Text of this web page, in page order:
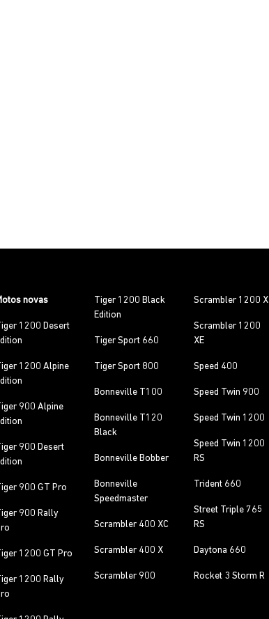
novas
1200 Desert
1200 Alpine
900 Alpine
900 Desert
900 GT Pro
900 Rally
1200 GT Pro
1200 Rally
Tiger 1200 Black
Edition
Tiger Sport 660
Tiger Sport 800
Bonneville T100
Bonneville T120
Black
Bonneville Bobber
Bonneville
Speedmaster
Scrambler 400 XC
Scrambler 400 X
Scrambler 900
Scrambler 1200 X
Scrambler 1200
XE
Speed 400
Speed Twin 900
Speed Twin 1200
Speed Twin 1200
RS
Trident 660
Street Triple 765
RS
Daytona 660
Rocket 3 Storm R